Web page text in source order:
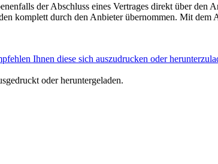
der Abschluss eines Vertrages direkt über den
komplett durch den Anbieter übernommen. Mit
Ihnen diese sich auszudrucken oder
oder heruntergeladen.